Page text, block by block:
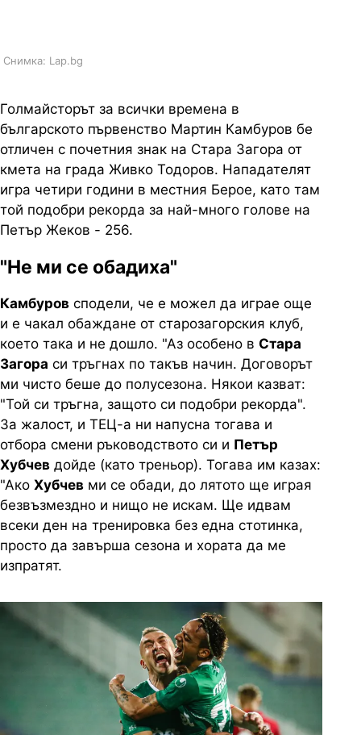
Снимка: Lap.bg
Голмайсторът за всички времена в
българското първенство Мартин Камбуров бе
отличен с почетния знак на Стара Загора от
кмета на града Живко Тодоров. Нападателят
игра четири години в местния Берое, като там
той подобри рекорда за най-много голове на
Петър Жеков - 256.
"Не ми се обадиха"
Камбуров сподели, че е можел да играе още
и е чакал обаждане от старозагорския клуб,
което така и не дошло. "Аз особено в Стара
Загора си тръгнах по такъв начин. Договорът
ми чисто беше до полусезона. Някои казват:
"Той си тръгна, защото си подобри рекорда".
За жалост, и ТЕЦ-а ни напусна тогава и
отбора смени ръководството си и Петър
Хубчев дойде (като треньор). Тогава им казах:
"Ако Хубчев ми се обади, до лятото ще играя
безвъзмездно и нищо не искам. Ще идвам
всеки ден на тренировка без една стотинка,
просто да завърша сезона и хората да ме
изпратят.